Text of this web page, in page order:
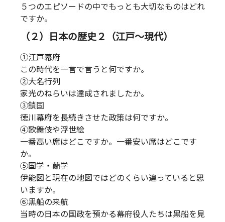
５つのエピソードの中でもっとも大切なものはどれ
ですか。
（２）日本の歴史２（江戸～現代）
①江戸幕府
この時代を一言で言うと何ですか。
②大名行列
家光のねらいは達成されましたか。
③鎖国
徳川幕府を長続きさせた政策は何ですか。
④歌舞伎や浮世絵
一番高い席はどこですか。一番安い席はどこです
か。
⑤国学・蘭学
伊能図と現在の地図ではどのくらい違っていると思
いますか。
⑥黒船の来航
当時の日本の国政を預かる幕府役人たちは黒船を見